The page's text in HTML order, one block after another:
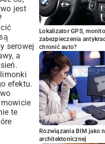
jest
serowej
a
efektu.
te
Lokalizator GPS,
zabezpieczenia
chronić auto?
Rozwiązania BIM jako
architektonicznej